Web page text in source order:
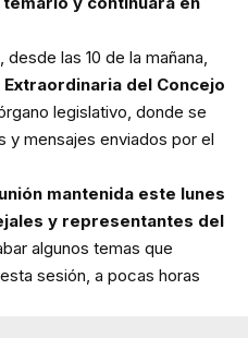
las 10 de la mañana,
Extraordinaria del Concejo
legislativo, donde se
y mensajes enviados por el
mantenida este lunes
y representantes del
algunos temas que
sesión, a pocas horas